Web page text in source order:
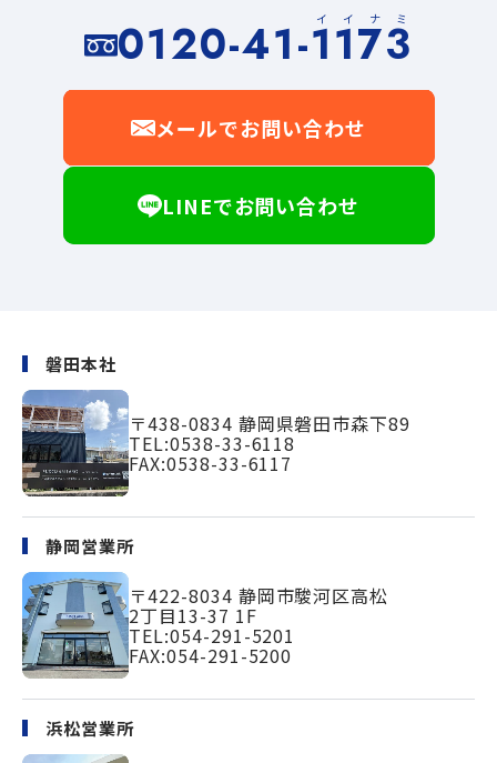
イイナミ
0120-41-1173
メールでお問い合わせ
LINEでお問い合わせ
磐田本社
〒438-0834 静岡県磐田市森下89
TEL:0538-33-6118
FAX:0538-33-6117
静岡営業所
〒422-8034 静岡市駿河区高松
2丁目13-37 1F
TEL:054-291-5201
FAX:054-291-5200
浜松営業所